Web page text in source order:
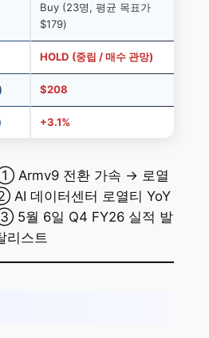
Buy (23명, 평균 목표가
$179)
HOLD (중립 / 매수 관망)
$208
+3.1%
Armv9 전환 가속 → 로열
AI 데이터센터 로열티 YoY
5월 6일 Q4 FY26 실적 발
리스트